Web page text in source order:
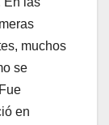
muchos
se
en